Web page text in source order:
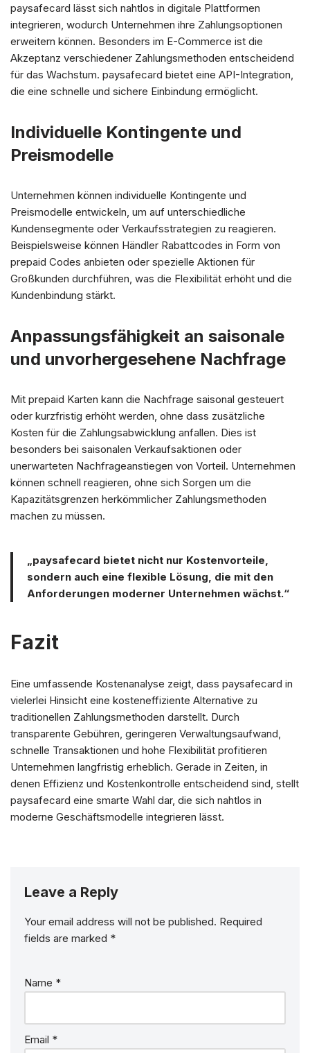
paysafecard lässt sich nahtlos in digitale Plattformen
integrieren, wodurch Unternehmen ihre Zahlungsoptionen
erweitern können. Besonders im E-Commerce ist die
Akzeptanz verschiedener Zahlungsmethoden entscheidend
für das Wachstum. paysafecard bietet eine API-Integration,
die eine schnelle und sichere Einbindung ermöglicht.
Individuelle Kontingente und
Preismodelle
Unternehmen können individuelle Kontingente und
Preismodelle entwickeln, um auf unterschiedliche
Kundensegmente oder Verkaufsstrategien zu reagieren.
Beispielsweise können Händler Rabattcodes in Form von
prepaid Codes anbieten oder spezielle Aktionen für
Großkunden durchführen, was die Flexibilität erhöht und die
Kundenbindung stärkt.
Anpassungsfähigkeit an saisonale
und unvorhergesehene Nachfrage
Mit prepaid Karten kann die Nachfrage saisonal gesteuert
oder kurzfristig erhöht werden, ohne dass zusätzliche
Kosten für die Zahlungsabwicklung anfallen. Dies ist
besonders bei saisonalen Verkaufsaktionen oder
unerwarteten Nachfrageanstiegen von Vorteil. Unternehmen
können schnell reagieren, ohne sich Sorgen um die
Kapazitätsgrenzen herkömmlicher Zahlungsmethoden
machen zu müssen.
„paysafecard bietet nicht nur Kostenvorteile,
sondern auch eine flexible Lösung, die mit den
Anforderungen moderner Unternehmen wächst.“
Fazit
Eine umfassende Kostenanalyse zeigt, dass paysafecard in
vielerlei Hinsicht eine kosteneffiziente Alternative zu
traditionellen Zahlungsmethoden darstellt. Durch
transparente Gebühren, geringeren Verwaltungsaufwand,
schnelle Transaktionen und hohe Flexibilität profitieren
Unternehmen langfristig erheblich. Gerade in Zeiten, in
denen Effizienz und Kostenkontrolle entscheidend sind, stellt
paysafecard eine smarte Wahl dar, die sich nahtlos in
moderne Geschäftsmodelle integrieren lässt.
Leave a Reply
Your email address will not be published. Required
fields are marked *
Name *
Email *